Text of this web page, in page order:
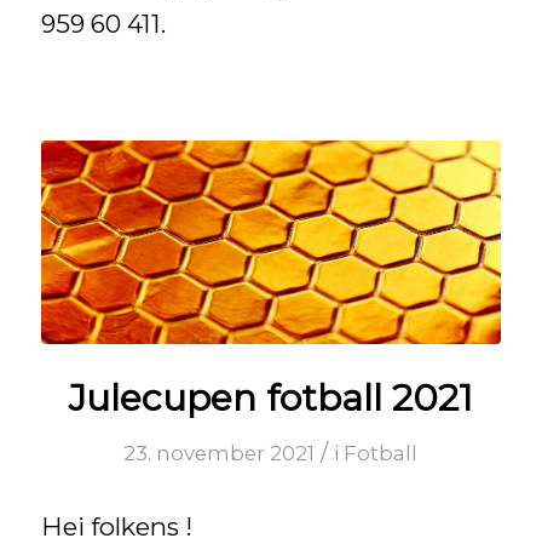
959 60 411.
Julecupen fotball 2021
23. november 2021 / i Fotball
Hei folkens !